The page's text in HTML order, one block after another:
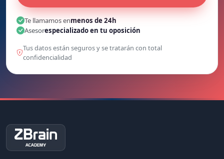
Te llamamos enmenos de 24h
Asesorespecializado en tu oposición
Tus datos están seguros y se tratarán con total
confidencialidad